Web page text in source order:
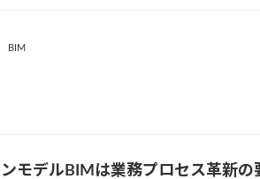
BIM
モデルBIMは業務プロセス革新の